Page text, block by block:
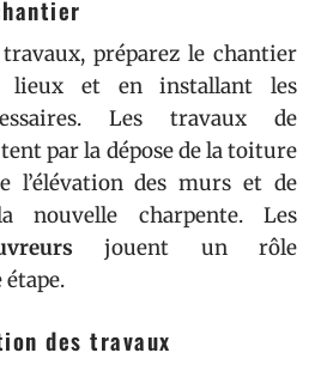
préparez le chantier
lieux et en installant les
Les travaux de
par la dépose de la toiture
l’élévation des murs et de
nouvelle charpente. Les
jouent un rôle
des travaux